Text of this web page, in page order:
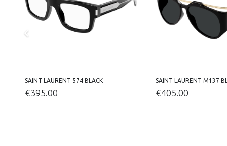
SAINT LAURENT 574 BLACK
€395.00
SAINT LAURENT M137
€405.00